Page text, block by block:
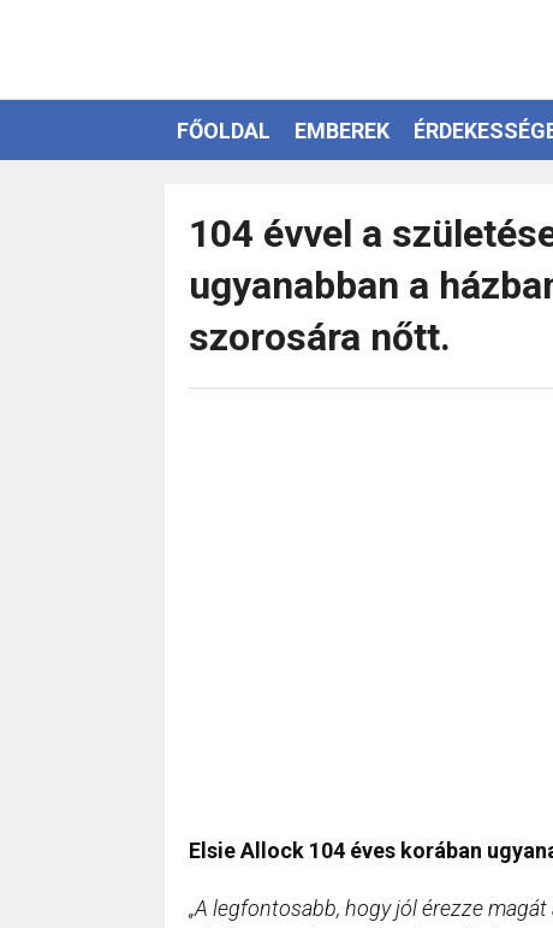
FŐOLDAL EMBEREK
104 évvel a
ugyanabban a
szorosára nőtt.
Elsie Allock 104 éves korában
„A legfontosabb, hogy jól érezze magát